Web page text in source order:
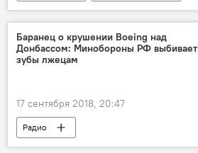
Баранец о крушении Boeing над
Донбассом: Минобороны РФ выбивает
зубы лжецам
17 сентября 2018, 20:47
Радио